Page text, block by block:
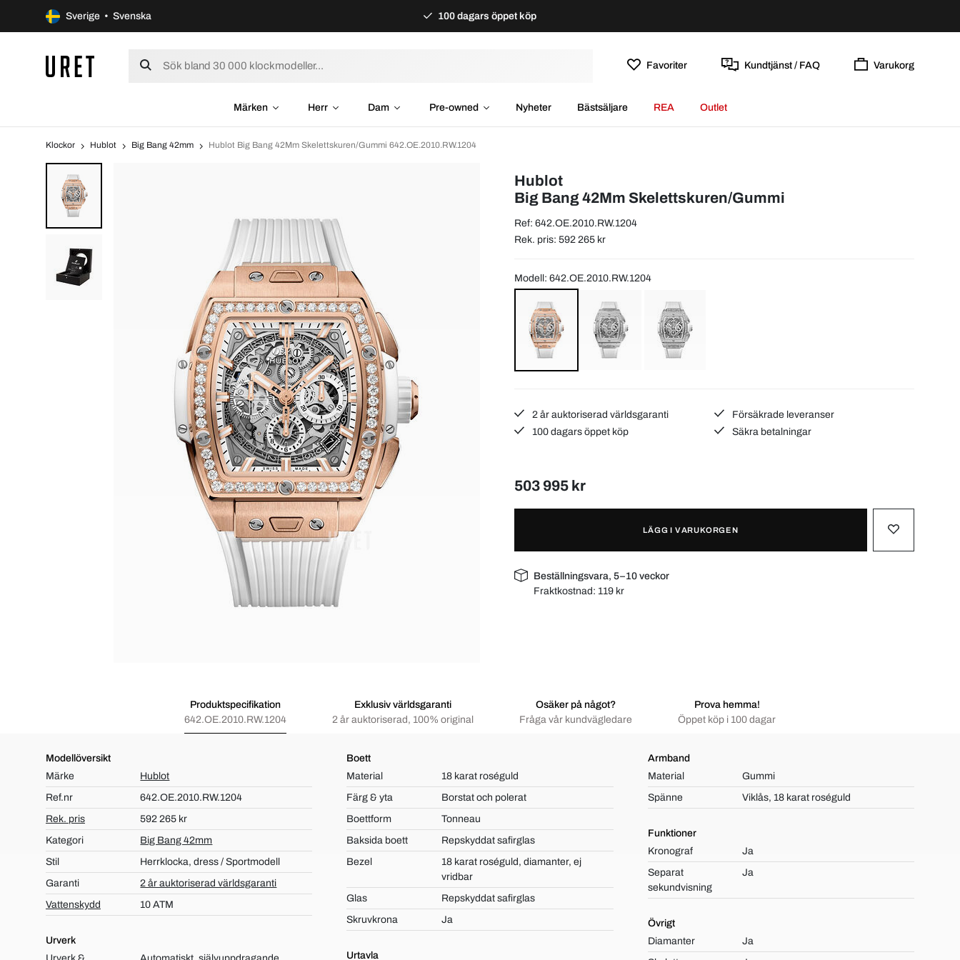
Sverige • Svenska 100 dagars öppet köp
Favoriter Kundtjänst / FAQ Varukorg
Märken Herr Dam Pre-owned Nyheter Bästsäljare REA Outlet
Klockor Hublot Big Bang 42mm Hublot Big Bang 42Mm Skelettskuren/Gummi 642.OE.2010.RW.1204
Hublot
Big Bang 42Mm Skelettskuren/Gummi
Ref: 642.OE.2010.RW.1204
Rek. pris: 592 265 kr
Modell: 642.OE.2010.RW.1204
2 år auktoriserad världsgaranti
Försäkrade leveranser
100 dagars öppet köp
Säkra betalningar
503 995 kr
LÄGG I VARUKORGEN
Beställningsvara, 5–10 veckor
Fraktkostnad: 119 kr
Produktspecifikation
642.OE.2010.RW.1204
Exklusiv världsgaranti
2 år auktoriserad, 100% original
Osäker på något?
Fråga vår kundvägledare
Prova hemma!
Öppet köp i 100 dagar
Modellöversikt
Märke
Hublot
Ref.nr
642.OE.2010.RW.1204
Rek. pris
592 265 kr
Kategori
Big Bang 42mm
Stil
Herrklocka, dress / Sportmodell
Garanti
2 år auktoriserad världsgaranti
Vattenskydd
10 ATM
Urverk
Boett
Material
18 karat roséguld
Färg & yta
Borstat och polerat
Boettform
Tonneau
Baksida boett
Repskyddat safirglas
Bezel
18 karat roséguld, diamanter, ej
vridbar
Glas
Repskyddat safirglas
Skruvkrona
Ja
Urtavla
Armband
Material
Gummi
Spänne
Viklås, 18 karat roséguld
Funktioner
Kronograf
Ja
Separat
sekundvisning
Ja
Övrigt
Diamanter
Ja